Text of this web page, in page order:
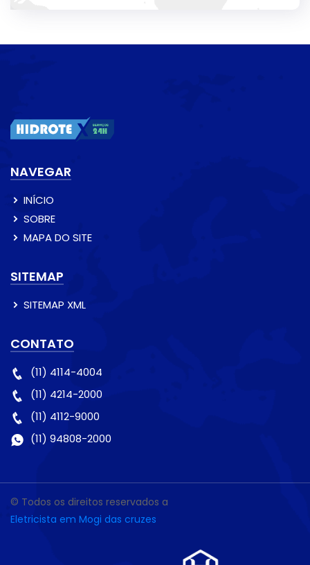
NAVEGAR
INÍCIO
SOBRE
MAPA DO SITE
SITEMAP
SITEMAP XML
CONTATO
(11) 4114-4004
(11) 4214-2000
(11) 4112-9000
(11) 94808-2000
© Todos os direitos reservados a
Eletricista em Mogi das cruzes